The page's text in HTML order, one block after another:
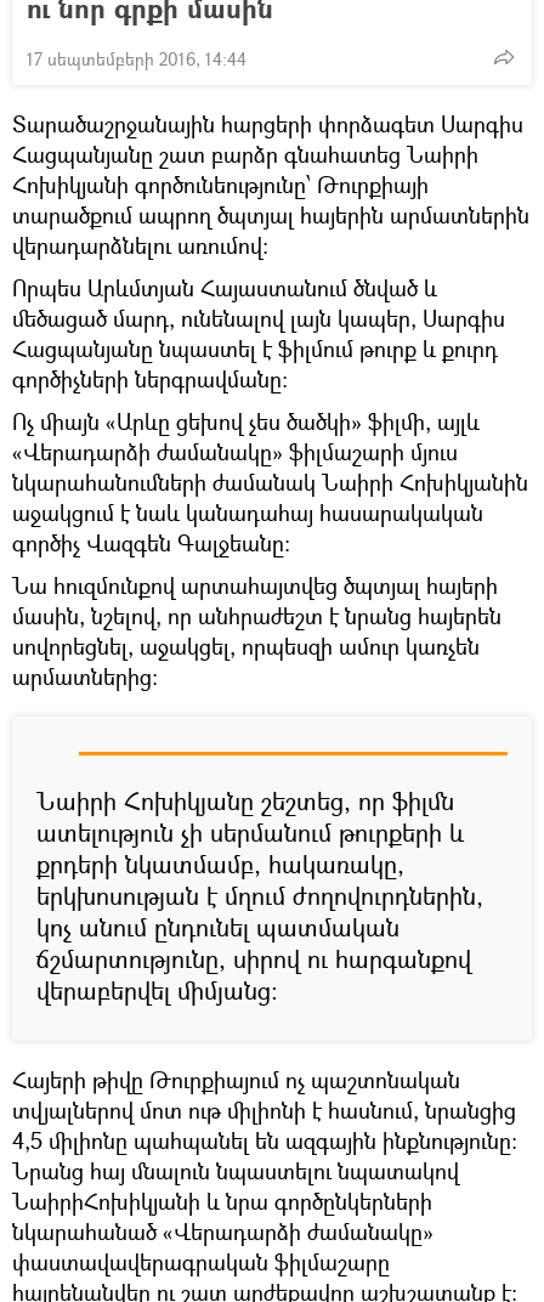
ու նոր գրքի մասին
17 սեպտեմբերի 2016, 14:44
Տարածաշրջանային հարցերի փորձագետ Սարգիս
Հացպանյանը շատ բարձր գնահատեց Նաիրի
Հոխիկյանի գործունեությունը՝ Թուրքիայի
տարածքում ապրող ծպտյալ հայերին արմատներին
վերադարձնելու առումով։
Որպես Արևմտյան Հայաստանում ծնված և
մեծացած մարդ, ունենալով լայն կապեր, Սարգիս
Հացպանյանը նպաստել է ֆիլմում թուրք և քուրդ
գործիչների ներգրավմանը։
Ոչ միայն «Արևը ցեխով չես ծածկի» ֆիլմի, այլև
«Վերադարձի ժամանակը» ֆիլմաշարի մյուս
նկարահանումների ժամանակ Նաիրի Հոխիկյանին
աջակցում է նաև կանադահայ հասարակական
գործիչ Վազգեն Գալջեանը։
Նա հուզմունքով արտահայտվեց ծպտյալ հայերի
մասին, նշելով, որ անհրաժեշտ է նրանց հայերեն
սովորեցնել, աջակցել, որպեսզի ամուր կառչեն
արմատներից։
Նաիրի Հոխիկյանը շեշտեց, որ ֆիլմն
ատելություն չի սերմանում թուրքերի և
քրդերի նկատմամբ, հակառակը,
երկխոսության է մղում ժողովուրդներին,
կոչ անում ընդունել պատմական
ճշմարտությունը, սիրով ու հարգանքով
վերաբերվել միմյանց։
Հայերի թիվը Թուրքիայում ոչ պաշտոնական
տվյալներով մոտ ութ միլիոնի է հասնում, նրանցից
4,5 միլիոնը պահպանել են ազգային ինքնությունը։
Նրանց հայ մնալուն նպաստելու նպատակով
ՆաիրիՀոխիկյանի և նրա գործընկերների
նկարահանած «Վերադարձի ժամանակը»
փաստավավերագրական ֆիլմաշարը
հայրենանվեր ու շատ արժեքավոր աշխշատանք է։